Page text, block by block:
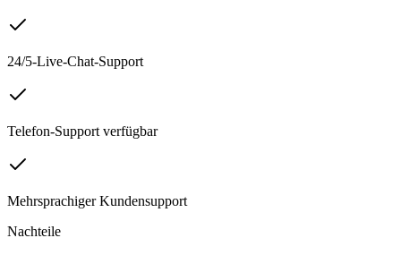
24/5-Live-Chat-Support
Telefon-Support verfügbar
Mehrsprachiger Kundensupport
Nachteile